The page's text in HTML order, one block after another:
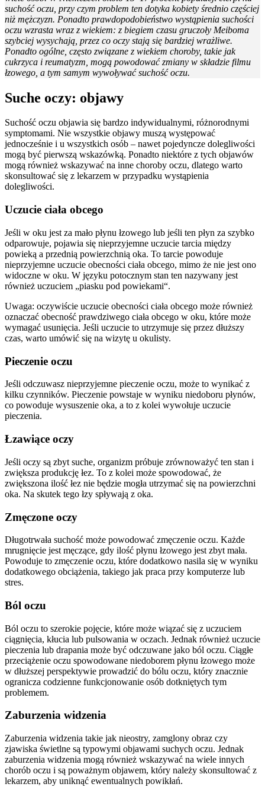
suchość oczu, przy czym problem ten dotyka kobiety średnio częściej
niż mężczyzn. Ponadto prawdopodobieństwo wystąpienia suchości
oczu wzrasta wraz z wiekiem: z biegiem czasu gruczoły Meiboma
szybciej wysychają, przez co oczy stają się bardziej wrażliwe.
Ponadto ogólne, często związane z wiekiem choroby, takie jak
cukrzyca i reumatyzm, mogą powodować zmiany w składzie filmu
łzowego, a tym samym wywoływać suchość oczu.
Suche oczy: objawy
Suchość oczu objawia się bardzo indywidualnymi, różnorodnymi
symptomami. Nie wszystkie objawy muszą występować
jednocześnie i u wszystkich osób – nawet pojedyncze dolegliwości
mogą być pierwszą wskazówką. Ponadto niektóre z tych objawów
mogą również wskazywać na inne choroby oczu, dlatego warto
skonsultować się z lekarzem w przypadku wystąpienia
dolegliwości.
Uczucie ciała obcego
Jeśli w oku jest za mało płynu łzowego lub jeśli ten płyn za szybko
odparowuje, pojawia się nieprzyjemne uczucie tarcia między
powieką a przednią powierzchnią oka. To tarcie powoduje
nieprzyjemne uczucie obecności ciała obcego, mimo że nie jest ono
widoczne w oku. W języku potocznym stan ten nazywany jest
również uczuciem „piasku pod powiekami“.
Uwaga: oczywiście uczucie obecności ciała obcego może również
oznaczać obecność prawdziwego ciała obcego w oku, które może
wymagać usunięcia. Jeśli uczucie to utrzymuje się przez dłuższy
czas, warto umówić się na wizytę u okulisty.
Pieczenie oczu
Jeśli odczuwasz nieprzyjemne pieczenie oczu, może to wynikać z
kilku czynników. Pieczenie powstaje w wyniku niedoboru płynów,
co powoduje wysuszenie oka, a to z kolei wywołuje uczucie
pieczenia.
Łzawiące oczy
Jeśli oczy są zbyt suche, organizm próbuje zrównoważyć ten stan i
zwiększa produkcję łez. To z kolei może spowodować, że
zwiększona ilość łez nie będzie mogła utrzymać się na powierzchni
oka. Na skutek tego łzy spływają z oka.
Zmęczone oczy
Długotrwała suchość może powodować zmęczenie oczu. Każde
mrugnięcie jest męczące, gdy ilość płynu łzowego jest zbyt mała.
Powoduje to zmęczenie oczu, które dodatkowo nasila się w wyniku
dodatkowego obciążenia, takiego jak praca przy komputerze lub
stres.
Ból oczu
Ból oczu to szerokie pojęcie, które może wiązać się z uczuciem
ciągnięcia, kłucia lub pulsowania w oczach. Jednak również uczucie
pieczenia lub drapania może być odczuwane jako ból oczu. Ciągłe
przeciążenie oczu spowodowane niedoborem płynu łzowego może
w dłuższej perspektywie prowadzić do bólu oczu, który znacznie
ogranicza codzienne funkcjonowanie osób dotkniętych tym
problemem.
Zaburzenia widzenia
Zaburzenia widzenia takie jak nieostry, zamglony obraz czy
zjawiska świetlne są typowymi objawami suchych oczu. Jednak
zaburzenia widzenia mogą również wskazywać na wiele innych
chorób oczu i są poważnym objawem, który należy skonsultować z
lekarzem, aby uniknąć ewentualnych powikłań.